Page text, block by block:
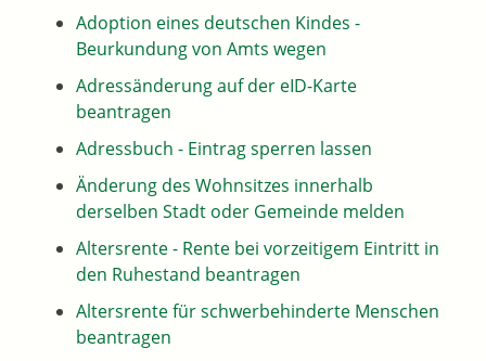
Adoption eines deutschen Kindes -
Beurkundung von Amts wegen
Adressänderung auf der eID-Karte
beantragen
Adressbuch - Eintrag sperren lassen
Änderung des Wohnsitzes innerhalb
derselben Stadt oder Gemeinde melden
Altersrente - Rente bei vorzeitigem Eintritt in
den Ruhestand beantragen
Altersrente für schwerbehinderte Menschen
beantragen